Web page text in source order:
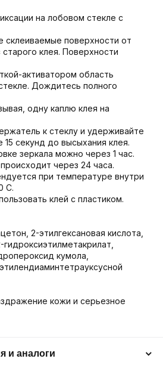
на лобовом стекле с
склеиваемые поверхности от
старого клея. Поверхности
активатором область
Дождитесь полного
одну каплю клея на
к стеклу и удерживайте
секунд до высыхания клея.
зеркала можно через 1 час.
через 24 часа.
при температуре внутри
С.
клей с пластиком.
2-этилгексановая кислота,
кумола,
кожи и серьезное
и аналоги